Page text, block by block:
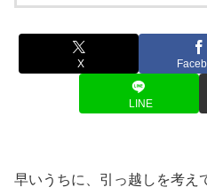
X
LINE
早いうちに、引っ越しを考え